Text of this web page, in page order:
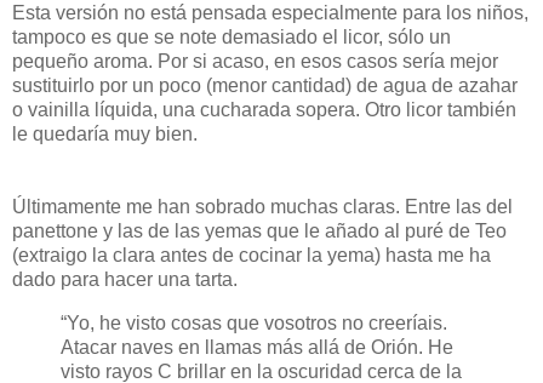
Esta versión no está pensada especialmente para los niños,
tampoco es que se note demasiado el licor, sólo un
pequeño aroma. Por si acaso, en esos casos sería mejor
sustituirlo por un poco (menor cantidad) de agua de azahar
o vainilla líquida, una cucharada sopera. Otro licor también
le quedaría muy bien.
Últimamente me han sobrado muchas claras. Entre las del
panettone y las de las yemas que le añado al puré de Teo
(extraigo la clara antes de cocinar la yema) hasta me ha
dado para hacer una tarta.
“Yo, he visto cosas que vosotros no creeríais.
Atacar naves en llamas más allá de Orión. He
visto rayos C brillar en la oscuridad cerca de la